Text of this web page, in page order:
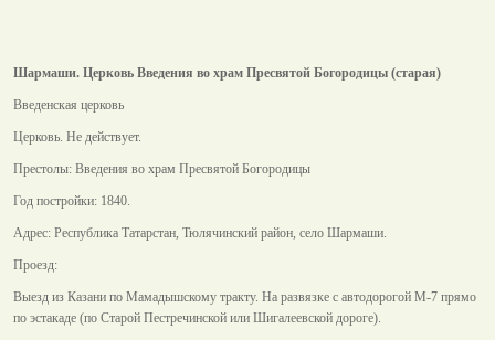
Шармаши. Церковь Введения во храм Пресвятой Богородицы (старая)
Введенская церковь
Церковь. Не действует.
Престолы: Введения во храм Пресвятой Богородицы
Год постройки: 1840.
Адрес: Республика Татарстан, Тюлячинский район, село Шармаши.
Проезд:
Выезд из Казани по Мамадышскому тракту. На развязке с автодорогой М-7 прямо
по эстакаде (по Старой Пестречинской или Шигалеевской дороге).